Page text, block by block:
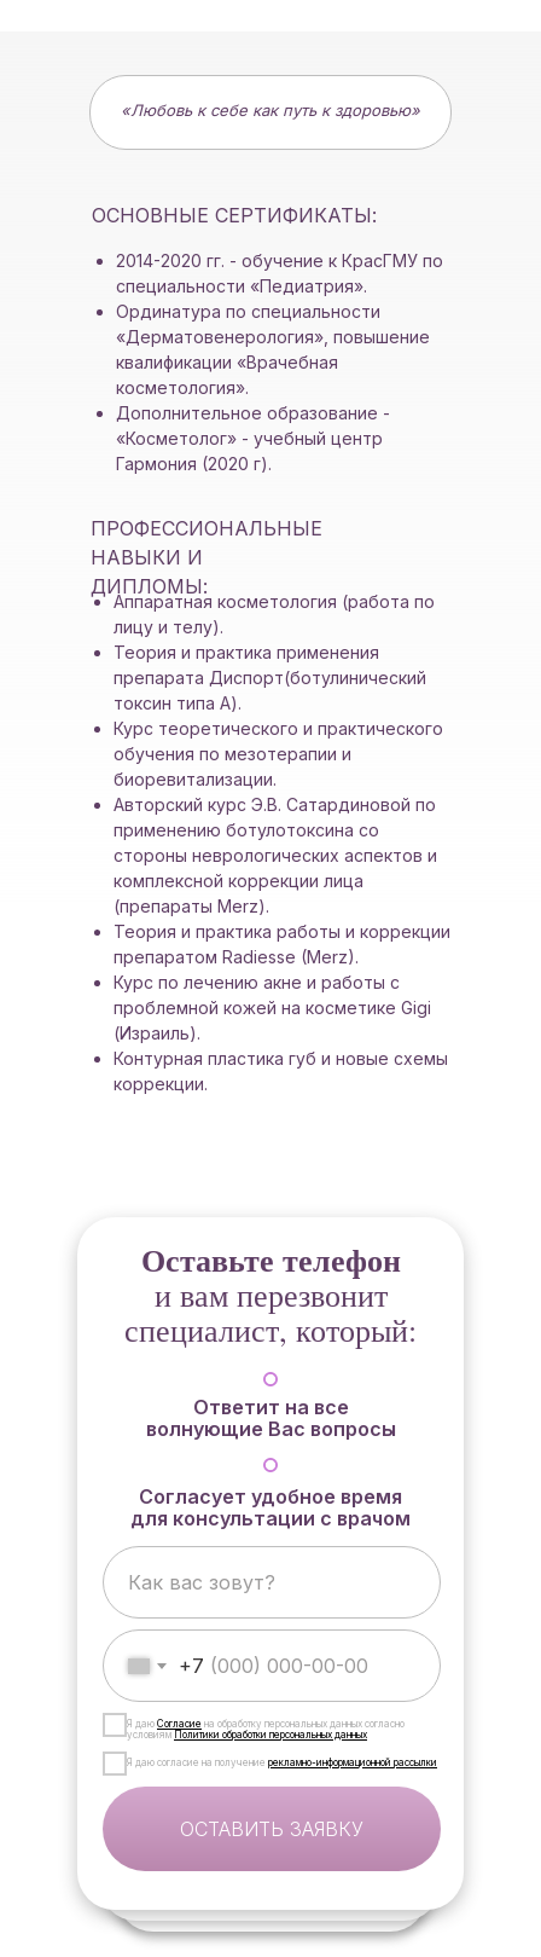
ПРОФЕССИОНАЛЬНЫЕ
НАВЫКИ И
ДИПЛОМЫ:
2014-2020 гг. - обучение к КрасГМУ по
специальности «Педиатрия».
Ординатура по специальности
«Дерматовенерология», повышение
квалификации «Врачебная
косметология».
Дополнительное образование -
«Косметолог» - учебный центр
Гармония (2020 г).
Аппаратная косметология (работа по
лицу и телу).
Теория и практика применения
препарата Диспорт(ботулинический
токсин типа А).
Курс теоретического и практического
обучения по мезотерапии и
биоревитализации.
Авторский курс Э.В. Сатардиновой по
применению ботулотоксина со
стороны неврологических аспектов и
комплексной коррекции лица
(препараты Merz).
Теория и практика работы и коррекции
препаратом Radiesse (Merz).
Курс по лечению акне и работы с
проблемной кожей на косметике Gigi
(Израиль).
Контурная пластика губ и новые схемы
коррекции.
ОСНОВНЫЕ СЕРТИФИКАТЫ:
«Любовь к себе как путь к здоровью»
+7
Я даю Согласие на обработку персональных данных согласно
условиям Политики обработки персональных данных
Я даю согласие на получение рекламно-информационной рассылки
ОСТАВИТЬ ЗАЯВКУ
Оставьте телефон
и вам перезвонит
специалист, который:
Ответит на все
волнующие Вас вопросы
Согласует удобное время
для консультации с врачом